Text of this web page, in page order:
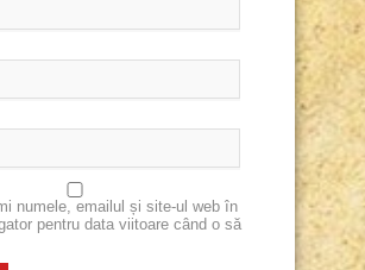
numele, emailul și site-ul web în
pentru data viitoare când o să